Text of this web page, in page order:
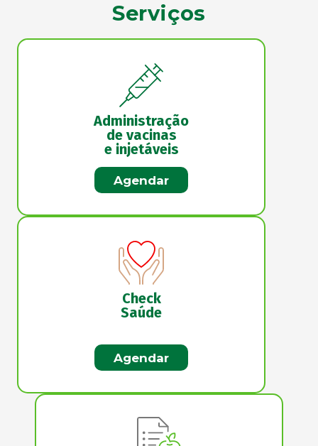
Serviços
Administração
de vacinas
e injetáveis
Agendar
Check
Saúde
Agendar